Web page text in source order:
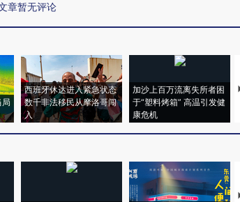
章暂无评论
西班牙休达进入紧急状态
数千非法移民从摩洛哥闯
入
加沙上百万流离失所者困
于“塑料烤箱” 高温引发健
康危机